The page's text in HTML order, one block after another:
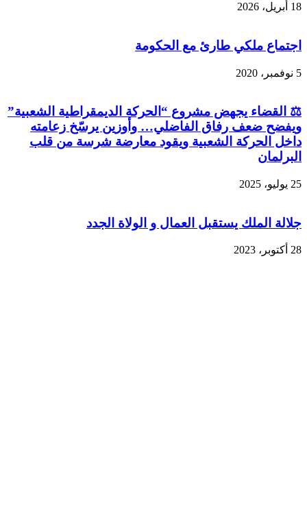
18 أبريل، 2026
اجتماع ملكي طارئ مع الحكومة
5 نوفمبر، 2020
⚖️ القضاء يجهض مشروع “الحركة الديمقراطية الشعبية”
ويفضح ضعف رفاق الفاضلي… وأوزين يرسّخ زعامته
داخل الحركة الشعبية ويقود معارضة شرسة من قلب
البرلمان
25 يوليو، 2025
جلالة الملك يستقبل العمال و الولاة الجدد
28 أكتوبر، 2023